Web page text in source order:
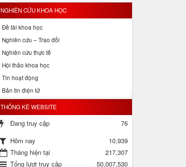
NGHIÊN CỨU KHOA HỌC
Đề tài khoa học
Nghiên cứu – Trao đổi
Nghiên cứu thực tế
Hội thảo khoa học
Tin hoạt động
Bản tin điện tử
THỐNG KÊ WEBSITE
Đang truy cập
76
Hôm nay
10,939
Tháng hiện tại
217,307
Tổng lượt truy cập
50,007,530